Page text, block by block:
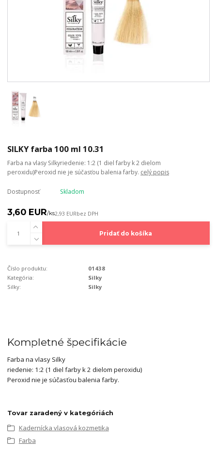
SILKY farba 100 ml 10.31
Farba na vlasy Silkyriedenie: 1:2 (1 diel farby k 2 dielom
peroxidu)Peroxid nie je súčasťou balenia farby. celý popis
Dostupnosť Skladom
3,60 EUR/ks2,93 EURbez DPH
Pridať do košíka
Číslo produktu:
01438
Kategória:
Silky
Silky:
Silky
Kompletné špecifikácie
Farba na vlasy Silky
riedenie: 1:2 (1 diel farby k 2 dielom peroxidu)
Peroxid nie je súčasťou balenia farby.
Tovar zaradený v kategóriách
Kadernícka vlasová kozmetika
Farba